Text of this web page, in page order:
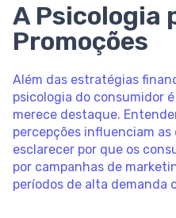
A Psicologia
Promoções
Além das estratégias
psicologia do consumidor
merece destaque.
percepções influenciam
esclarecer por que os
por campanhas de
períodos de alta demanda